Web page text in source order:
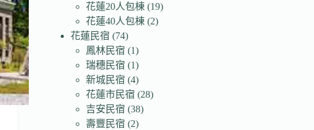
花蓮20人包棟 (19)
花蓮40人包棟 (2)
花蓮民宿 (74)
鳳林民宿 (1)
瑞穗民宿 (1)
新城民宿 (4)
花蓮市民宿 (28)
吉安民宿 (38)
壽豐民宿 (2)